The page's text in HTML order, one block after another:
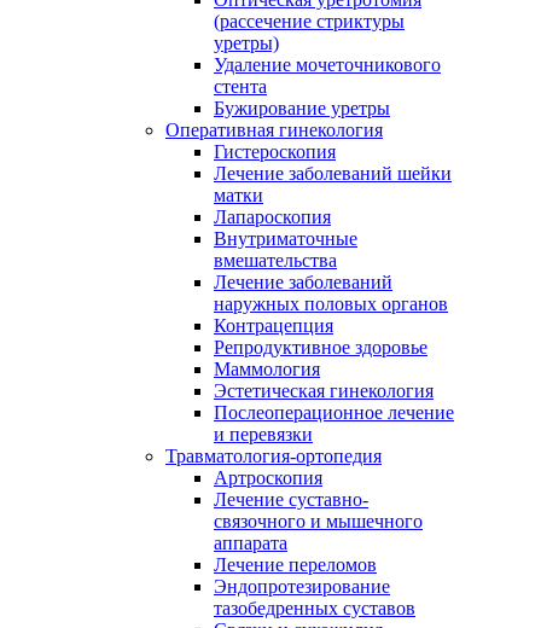
(рассечение стриктуры
уретры)
Удаление мочеточникового
стента
Бужирование уретры
Оперативная гинекология
Гистероскопия
Лечение заболеваний шейки
матки
Лапароскопия
Внутриматочные
вмешательства
Лечение заболеваний
наружных половых органов
Контрацепция
Репродуктивное здоровье
Маммология
Эстетическая гинекология
Послеоперационное лечение
и перевязки
Травматология-ортопедия
Артроскопия
Лечение суставно-
связочного и мышечного
аппарата
Лечение переломов
Эндопротезирование
тазобедренных суставов